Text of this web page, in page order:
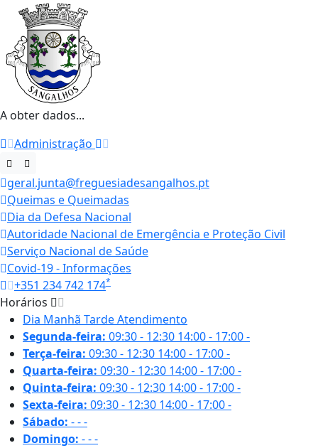
A obter dados...
Administração
geral.junta@freguesiadesangalhos.pt
Queimas e Queimadas
Dia da Defesa Nacional
Autoridade Nacional de Emergência e Proteção Civil
Serviço Nacional de Saúde
Covid-19 - Informações
+351 234 742 174*
Horários
Dia Manhã TardeAtendimento
Segunda-feira: 09:30 - 12:30 14:00 - 17:00-
Terça-feira: 09:30 - 12:30 14:00 - 17:00-
Quarta-feira: 09:30 - 12:30 14:00 - 17:00-
Quinta-feira: 09:30 - 12:30 14:00 - 17:00-
Sexta-feira: 09:30 - 12:30 14:00 - 17:00-
Sábado: ---
Domingo: ---